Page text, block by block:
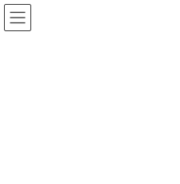
コ
ン
ナ
ビ